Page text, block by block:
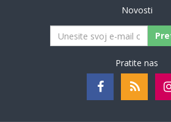
Novosti
Pratite nas